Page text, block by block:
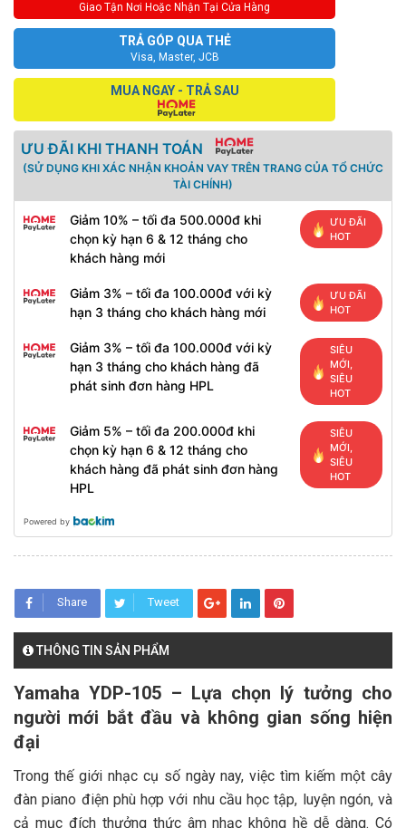
Giao Tận Nơi Hoặc Nhận Tại Cửa Hàng
TRẢ GÓP QUA THẺ
Visa, Master, JCB
MUA NGAY - TRẢ SAU
ƯU ĐÃI KHI THANH TOÁN
(SỬ DỤNG KHI XÁC NHẬN KHOẢN VAY TRÊN TRANG CỦA TỔ CHỨC
TÀI CHÍNH)
Giảm 10% – tối đa 500.000đ khi
chọn kỳ hạn 6 & 12 tháng cho
khách hàng mới
ƯU ĐÃI
HOT
Giảm 3% – tối đa 100.000đ với kỳ
hạn 3 tháng cho khách hàng mới
ƯU ĐÃI
HOT
Giảm 3% – tối đa 100.000đ với kỳ
hạn 3 tháng cho khách hàng đã
phát sinh đơn hàng HPL
SIÊU
MỚI,
SIÊU
HOT
Giảm 5% – tối đa 200.000đ khi
chọn kỳ hạn 6 & 12 tháng cho
khách hàng đã phát sinh đơn hàng
HPL
SIÊU
MỚI,
SIÊU
HOT
Powered by
Share Tweet
THÔNG TIN SẢN PHẨM
Yamaha YDP-105 – Lựa chọn lý tưởng cho
người mới bắt đầu và không gian sống hiện
đại
Trong thế giới nhạc cụ số ngày nay, việc tìm kiếm một cây
đàn piano điện phù hợp với nhu cầu học tập, luyện ngón, và
cả mục đích thưởng thức âm nhạc không hề dễ dàng. Có